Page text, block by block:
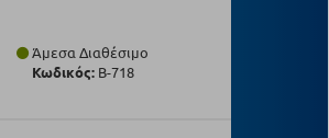
Άμεσα Διαθέσιμο
Κωδικός:Β-718